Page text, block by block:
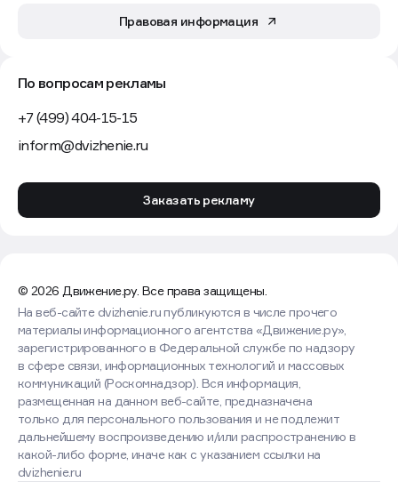
Правовая информация
По вопросам рекламы
+7 (499) 404-15-15
inform@dvizhenie.ru
Заказать рекламу
© 2026 Движение.ру. Все права защищены.
На веб-сайте dvizhenie.ru публикуются в числе прочего
материалы информационного агентства «Движение.ру»,
зарегистрированного в Федеральной службе по надзору
в сфере связи, информационных технологий и массовых
коммуникаций (Роскомнадзор). Вся информация,
размещенная на данном веб-сайте, предназначена
только для персонального пользования и не подлежит
дальнейшему воспроизведению и/или распространению в
какой-либо форме, иначе как с указанием ссылки на
dvizhenie.ru